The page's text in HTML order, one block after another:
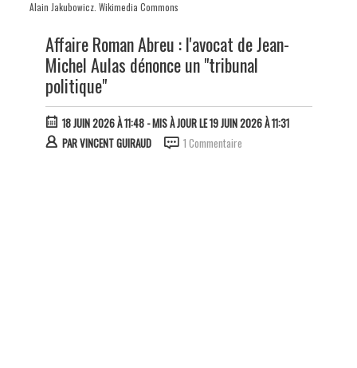
Alain Jakubowicz. Wikimedia Commons
Affaire Roman Abreu : l'avocat de Jean-
Michel Aulas dénonce un "tribunal
politique"
18 JUIN 2026 À 11:48- MIS À JOUR LE 19 JUIN 2026 À 11:31
PARVINCENT GUIRAUD 1 Commentaire